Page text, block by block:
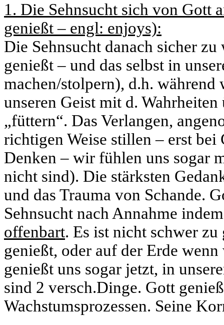
1. Die Sehnsucht sich von Gott
genießt – engl: enjoys):
Die Sehnsucht danach sicher
genießt – und das selbst in
machen/stolpern), d.h.
unseren Geist mit d.
„füttern“. Das Verlangen,
richtigen Weise stillen – erst
Denken – wir fühlen uns sogar
nicht sind). Die stärksten
und das Trauma von Schande.
Sehnsucht nach Annahme
offenbart. Es ist nicht schwer
genießt, oder auf der Erde
genießt uns sogar jetzt, in
sind 2 versch.Dinge. Gott
Wachstumsprozessen. Seine